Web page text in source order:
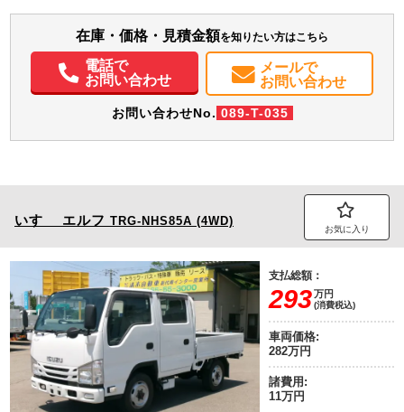
パワステ パワーウィンドウ ETC
在庫・価格・見積金額を知りたい方はこちら
電話で
お問い合わせ
メールで
お問い合わせ
お問い合わせNo. 089-T-035
いすゞ エルフ TRG-NHS85A (4WD)
お気に入り
支払総額：
293万円
(消費税込)
車両価格:
282万円
諸費用:
11万円